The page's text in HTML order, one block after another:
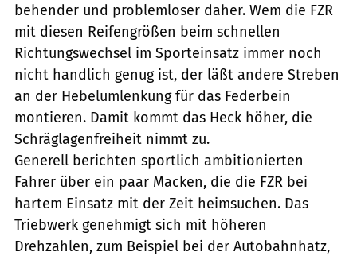
behender und problemloser daher. Wem die FZR
mit diesen Reifengrößen beim schnellen
Richtungswechsel im Sporteinsatz immer noch
nicht handlich genug ist, der läßt andere Streben
an der Hebelumlenkung für das Federbein
montieren. Damit kommt das Heck höher, die
Schräglagenfreiheit nimmt zu.
Generell berichten sportlich ambitionierten
Fahrer über ein paar Macken, die die FZR bei
hartem Einsatz mit der Zeit heimsuchen. Das
Triebwerk genehmigt sich mit höheren
Drehzahlen, zum Beispiel bei der Autobahnhatz,